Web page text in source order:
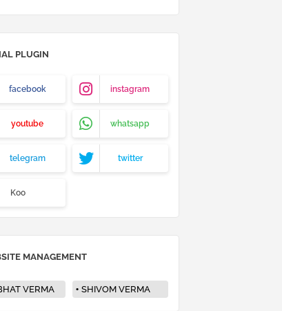
PLUGIN
facebook instagram
youtube whatsapp
telegram twitter
Koo
MANAGEMENT
VERMA SHIVOM VERMA